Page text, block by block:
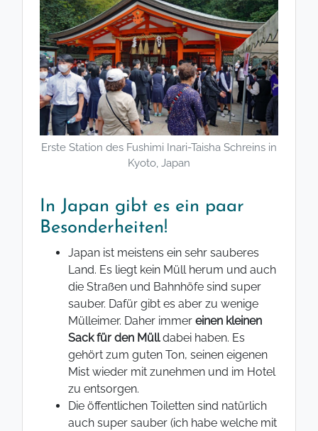
Erste Station des Fushimi Inari-Taisha Schreins in
Kyoto, Japan
In Japan gibt es ein paar
Besonderheiten!
Japan ist meistens ein sehr sauberes
Land. Es liegt kein Müll herum und auch
die Straßen und Bahnhöfe sind super
sauber. Dafür gibt es aber zu wenige
Mülleimer. Daher immer einen kleinen
Sack für den Mülldabei haben. Es
gehört zum guten Ton, seinen eigenen
Mist wieder mit zunehmen und im Hotel
zu entsorgen.
Die öffentlichen Toiletten sind natürlich
auch super sauber (ich habe welche mit